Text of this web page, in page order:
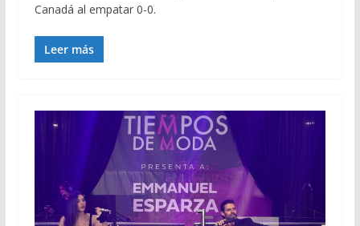
Canadá al empatar 0-0.
Leer más